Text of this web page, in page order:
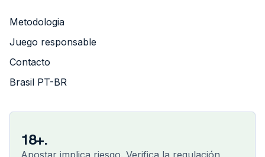
Metodologia
Juego responsable
Contacto
Brasil PT-BR
18+.
Apostar implica riesgo. Verifica la regulación